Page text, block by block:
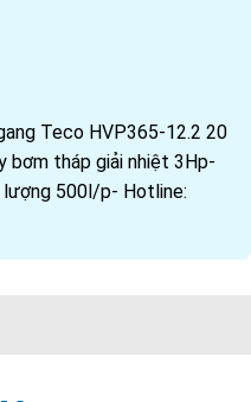
Teco HVP365-12.2 20
bơm tháp giải nhiệt 3Hp-
500l/p- Hotline: